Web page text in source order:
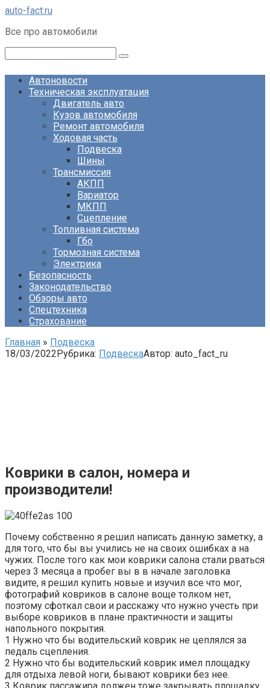
Перейти
контенту
auto-fact.ru
Все про автомобили
Автоновости
Техническая эксплуатация
Двигатель авто
Кузов автомобиля
Ремонт автомобиля
Ходовая часть
Подвеска
Шины
Трансмиссия
АКПП
Вариатор
МКПП
Сцепление
Топливная система
Гбо
Тормозная система
Электрика
Безопасность
Законодательство
Обзоры авто
Спецтехника
Страхование
Главная » Подвеска
18/03/2022Рубрика: ПодвескаАвтор: auto_fact_ru
Коврики в салон, номера и
производители!
Почему собственно я решил написать данную заметку, а
для того, что бы вы учились не на своих ошибках а на
чужих. После того как мои коврики салона стали рваться
через 3 месяца а пробег вы в в начале заголовка
видите, я решил купить новые и изучил все что мог,
фотографий ковриков в салоне воще толком нет,
поэтому сфоткал свои и расскажу что нужно учесть при
выборе ковриков в плане практичности и защиты
напольного покрытия.
1 Нужно что бы водительский коврик не цеплялся за
педаль сцепления.
2 Нужно что бы водительский коврик имел площадку
для отдыха левой ноги, бывают коврики без нее.